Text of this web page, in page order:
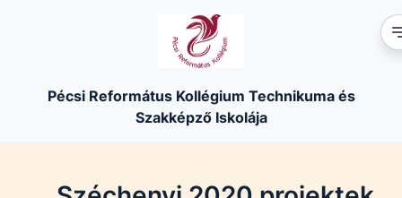
Pécsi Református Kollégium Technikuma és
Szakképző Iskolája